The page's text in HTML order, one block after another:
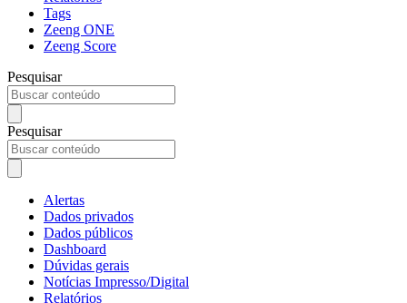
Tags
Zeeng ONE
Zeeng Score
Pesquisar
Pesquisar
Alertas
Dados privados
Dados públicos
Dashboard
Dúvidas gerais
Notícias Impresso/Digital
Relatórios